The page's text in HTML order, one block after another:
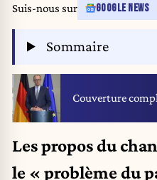
Suis-nous sur GOOGLE NEWS
Sommaire
Couverture
Les propos du
le « problème du